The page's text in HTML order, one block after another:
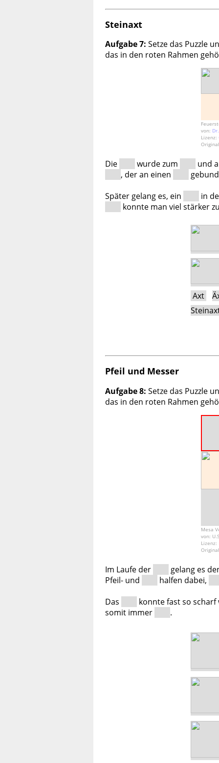
Steinaxt
Aufgabe 7: Setze das Puzzle
das in den roten Rahmen
von:
Lizenz:
Die wurde zum
und
, der an einen
Später gelang es, ein
in
konnte man viel stärker
Axt
Pfeil und Messer
Aufgabe 8: Setze das Puzzle
das in den roten Rahmen
Mesa
von:
Im Laufe der
gelang es
Pfeil- und
halfen dabei,
Das
konnte fast so
somit immer
.